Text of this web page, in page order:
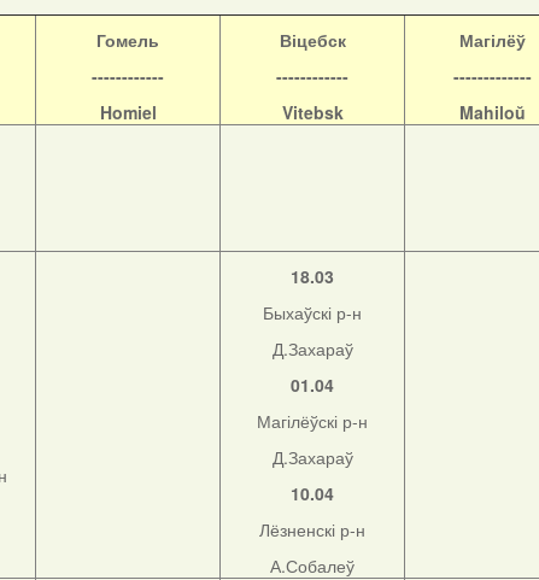
Гомель
------------
Homiel
Віцебск
------------
Vitebsk
Магілёў
-------------
Mahiloŭ
18.03
Быхаўскі р-н
Д.Захараў
01.04
Магілёўскі р-н
Д.Захараў
10.04
Лёзненскі р-н
А.Собалеў